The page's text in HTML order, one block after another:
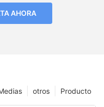
AHORA
Producto
otros